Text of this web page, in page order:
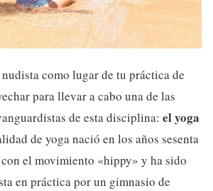
como lugar de tu práctica de
para llevar a cabo una de las
de esta disciplina: el yoga
de yoga nació en los años sesenta
el movimiento «hippy» y ha sido
en práctica por un gimnasio de